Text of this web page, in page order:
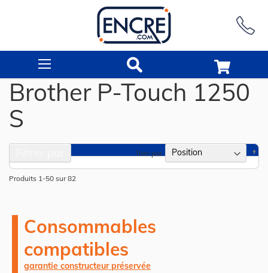
Brother P-Touch 1250
S
Produits 1 -50 sur82
Trier par
Consommables
compatibles
garantie constructeur préservée